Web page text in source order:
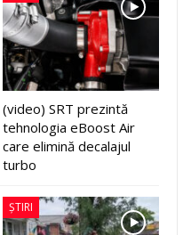
(video) SRT prezintă
tehnologia eBoost Air
care elimină decalajul
turbo
ȘTIRI